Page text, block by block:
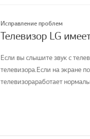
Исправление проблем
Телевизор LG
Если вы слышите звук с
телевизора.Если на экране
телевизораработает